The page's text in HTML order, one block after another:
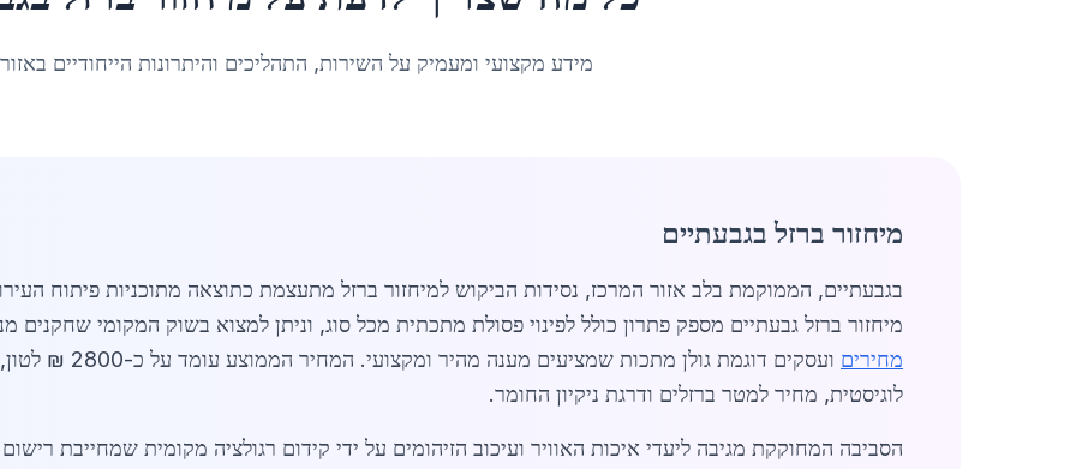
מידע מקצועי ומעמיק על השירות, התהליכים והיתרונות הייחודיים
מיחזור ברזל בגבעתיים
בגבעתיים, הממוקמת בלב אזור המרכז, נסידות הביקוש למיחזור ברזל מתעצמת כתוצאה מתוכניות פיתוח
מיחזור ברזל גבעתיים מספק פתרון כולל לפינוי פסולת מתכתית מכל סוג, וניתן למצוא בשוק המקומי שחקנים
מחירים
ועסקים דוגמת
לוגיסטית, מחיר למטר ברזלים ודרגת ניקיון החומר.
הסביבה המחוקקת מגיבה ליעדי איכות האוויר ועיכוב הזיהומים על ידי קידום רגולציה מקומית שמחייבת